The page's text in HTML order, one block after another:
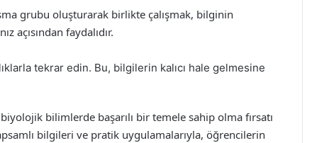
grubu oluşturarak birlikte çalışmak, bilginin
açısından faydalıdır.
tekrar edin. Bu, bilgilerin kalıcı hale gelmesine
bilimlerde başarılı bir temele sahip olma fırsatı
bilgileri ve pratik uygulamalarıyla, öğrencilerin